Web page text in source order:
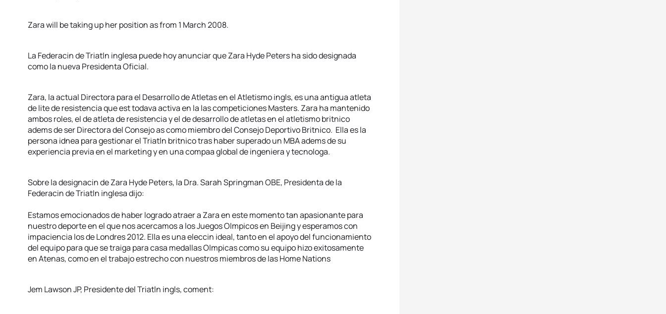
Zara will be taking up her position as from 1 March 2008.
La Federacin de Triatln inglesa puede hoy anunciar que Zara Hyde Peters ha sido designada
como la nueva Presidenta Oficial.
Zara, la actual Directora para el Desarrollo de Atletas en el Atletismo ingls, es una antigua atleta
de lite de resistencia que est todava activa en la las competiciones Masters. Zara ha mantenido
ambos roles, el de atleta de resistencia y el de desarrollo de atletas en el atletismo britnico
adems de ser Directora del Consejo as como miembro del Consejo Deportivo Britnico. Ella es la
persona idnea para gestionar el Triatln britnico tras haber superado un MBA adems de su
experiencia previa en el marketing y en una compaa global de ingeniera y tecnologa.
Sobre la designacin de Zara Hyde Peters, la Dra. Sarah Springman OBE, Presidenta de la
Federacin de Triatln inglesa dijo:
Estamos emocionados de haber logrado atraer a Zara en este momento tan apasionante para
nuestro deporte en el que nos acercamos a los Juegos Olmpicos en Beijing y esperamos con
impaciencia los de Londres 2012. Ella es una eleccin ideal, tanto en el apoyo del funcionamiento
del equipo para que se traiga para casa medallas Olmpicas como su equipo hizo exitosamente
en Atenas, como en el trabajo estrecho con nuestros miembros de las Home Nations
Jem Lawson JP, Presidente del Triatln ingls, coment: